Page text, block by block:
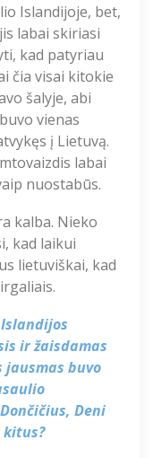
Islandijoje, bet,
labai skiriasi
kad patyriau
čia visai kitokie
šalyje, abi
vienas
į Lietuvą.
labai
nuostabūs.
kalba. Nieko
kad laikui
lietuviškai, kad
ir žaisdamas
jausmas buvo
Dončičius, Deni